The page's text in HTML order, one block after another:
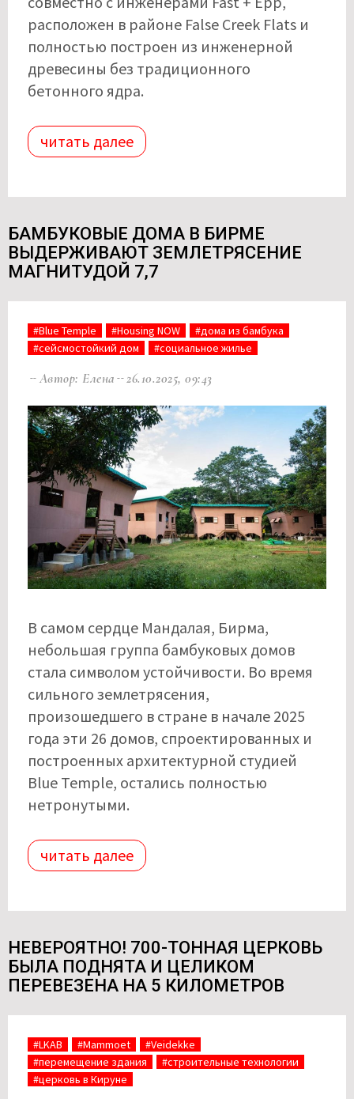
расположен в районе False Creek Flats и
полностью построен из инженерной
древесины без традиционного
бетонного ядра.
читать далее
БАМБУКОВЫЕ ДОМА В БИРМЕ
ВЫДЕРЖИВАЮТ ЗЕМЛЕТРЯСЕНИЕ
МАГНИТУДОЙ 7,7
#Blue Temple #Housing NOW
#дома из бамбука
#сейсмостойкий дом
#социальное жилье
Автор: Елена 26.10.2025, 09:43
В самом сердце Мандалая, Бирма,
небольшая группа бамбуковых домов
стала символом устойчивости. Во время
сильного землетрясения,
произошедшего в стране в начале 2025
года эти 26 домов, спроектированных и
построенных архитектурной студией
Blue Temple, остались полностью
нетронутыми.
читать далее
НЕВЕРОЯТНО! 700-ТОННАЯ ЦЕРКОВЬ
БЫЛА ПОДНЯТА И ЦЕЛИКОМ
ПЕРЕВЕЗЕНА НА 5 КИЛОМЕТРОВ
#LKAB #Mammoet
#Veidekke
#перемещение здания
#строительные технологии
#церковь в Кируне